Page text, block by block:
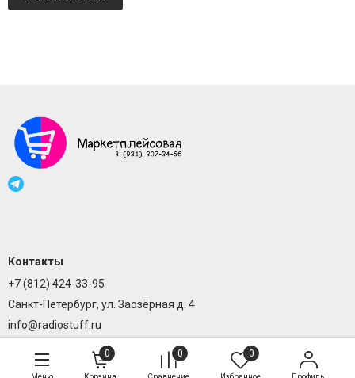
Контакты
+7 (812) 424-33-95
Санкт-Петербург, ул. Заозёрная д. 4
info@radiostuff.ru
0 0 0